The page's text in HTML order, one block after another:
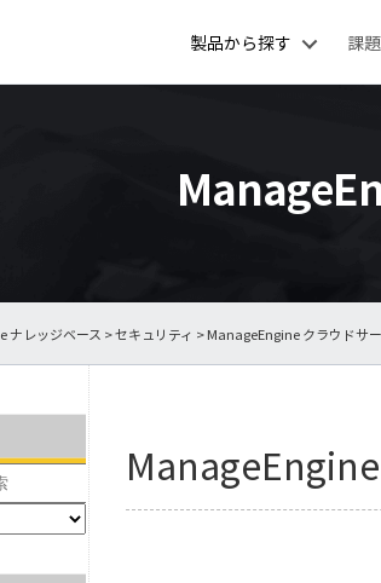
製品から探す 課
ナレッジベース >セキュリティ > ManageEngine クラウドサ